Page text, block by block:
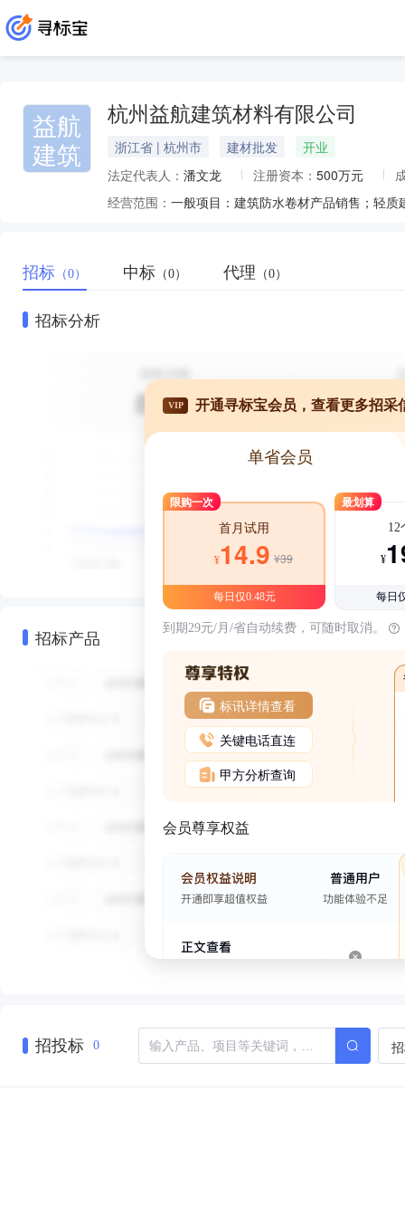
益航
建筑
杭州益航建筑材料有限公司
浙江省 | 杭州市 建材批发
开业
法定代表人： 潘文龙 注册资本： 500万元
经营范围：
招标 （0） 中标 （0） 代理 （0）
招标分析
招标产品
VIP 开通寻标宝会员，查看更多招采
单省会员
限购一次
首月试用
¥14.9 ¥39
每日仅0.48元
最划算
12
¥
每日
到期29元/月/省自动续费，可随时取消。
标讯详情查看
关键电话直连
甲方分析查询
会员尊享权益
招投标 0